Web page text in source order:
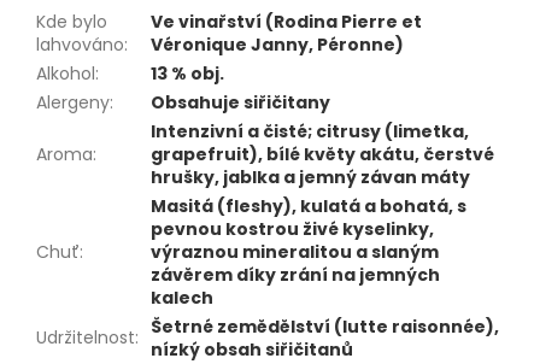
Kde bylo
lahvováno:
Ve vinařství (Rodina Pierre et
Véronique Janny, Péronne)
Alkohol:
13 % obj.
Alergeny: Obsahuje siřičitany
Aroma:
Intenzivní a čisté; citrusy (limetka,
grapefruit), bílé květy akátu, čerstvé
hrušky, jablka a jemný závan máty
Chuť:
Masitá (fleshy), kulatá a bohatá, s
pevnou kostrou živé kyselinky,
výraznou mineralitou a slaným
závěrem díky zrání na jemných
kalech
Udržitelnost: Šetrné zemědělství (lutte raisonnée),
nízký obsah siřičitanů